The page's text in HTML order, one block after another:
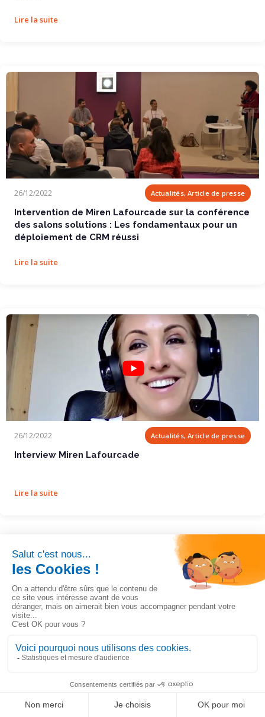
Solution de gestion ultra-personnalisable Ignorer
Lire la suite
26/12/2022 Actualités, Article de presse
Intervention de Miren Lafourcade sur la conférence
des salons solutions : Les fondamentaux pour un
déploiement de CRM réussi
Lire la suite
26/12/2022 Actualités, Article de presse
Interview Miren Lafourcade
Lire la suite
Simax Strater, un ERP-CRM no code et Saas
Simax Strater, un ERP-CRM no code et Saas